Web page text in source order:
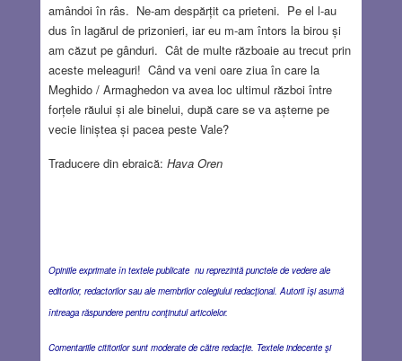
amândoi în râs. Ne-am despărțit ca prieteni. Pe el l-au
dus în lagărul de prizonieri, iar eu m-am întors la birou și
am căzut pe gânduri. Cât de multe războaie au trecut prin
aceste meleaguri! Când va veni oare ziua în care la
Meghido / Armaghedon va avea loc ultimul război între
forțele răului și ale binelui, după care se va așterne pe
vecie liniștea și pacea peste Vale?
Traducere din ebraică: Hava Oren
Opiniile exprimate în textele publicate nu reprezintă punctele de vedere ale
editorilor, redactorilor sau ale membrilor colegiului redacţional. Autorii îşi asumă
întreaga răspundere pentru conţinutul articolelor.
Comentariile cititorilor sunt moderate de către redacţie. Textele indecente şi